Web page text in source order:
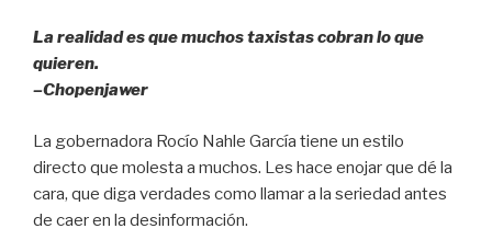
k
La realidad es que muchos taxistas cobran lo que
quieren.
–Chopenjawer
La gobernadora Rocío Nahle García tiene un estilo
directo que molesta a muchos. Les hace enojar que dé la
cara, que diga verdades como llamar a la seriedad antes
de caer en la desinformación.